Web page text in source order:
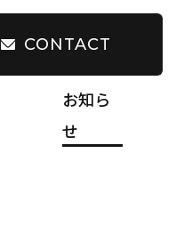
お知ら
せ
CONTACT